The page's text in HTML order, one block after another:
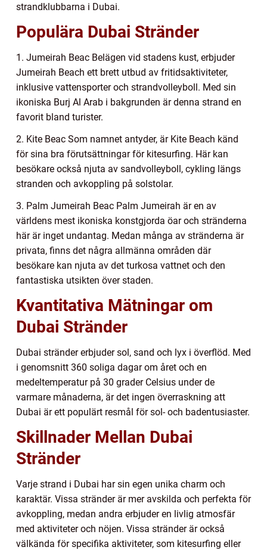
strandklubbarna i Dubai.
Populära Dubai Stränder
1. Jumeirah Beac Belägen vid stadens kust, erbjuder
Jumeirah Beach ett brett utbud av fritidsaktiviteter,
inklusive vattensporter och strandvolleyboll. Med sin
ikoniska Burj Al Arab i bakgrunden är denna strand en
favorit bland turister.
2. Kite Beac Som namnet antyder, är Kite Beach känd
för sina bra förutsättningar för kitesurfing. Här kan
besökare också njuta av sandvolleyboll, cykling längs
stranden och avkoppling på solstolar.
3. Palm Jumeirah Beac Palm Jumeirah är en av
världens mest ikoniska konstgjorda öar och stränderna
här är inget undantag. Medan många av stränderna är
privata, finns det några allmänna områden där
besökare kan njuta av det turkosa vattnet och den
fantastiska utsikten över staden.
Kvantitativa Mätningar om
Dubai Stränder
Dubai stränder erbjuder sol, sand och lyx i överflöd. Med
i genomsnitt 360 soliga dagar om året och en
medeltemperatur på 30 grader Celsius under de
varmare månaderna, är det ingen överraskning att
Dubai är ett populärt resmål för sol- och badentusiaster.
Skillnader Mellan Dubai
Stränder
Varje strand i Dubai har sin egen unika charm och
karaktär. Vissa stränder är mer avskilda och perfekta för
avkoppling, medan andra erbjuder en livlig atmosfär
med aktiviteter och nöjen. Vissa stränder är också
välkända för specifika aktiviteter, som kitesurfing eller